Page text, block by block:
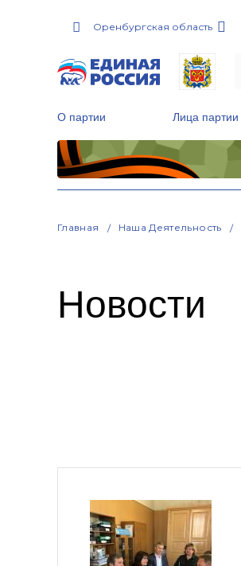
Оренбургская область
О партии Лица партии
Главная Наша Деятельность
Новости